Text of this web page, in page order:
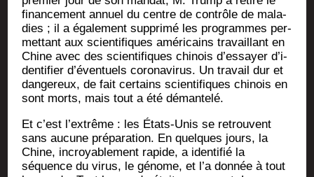
finan­ce­ment annuel du centre de contrôle de mala­
dies ; il a éga­le­ment sup­pri­mé les pro­grammes per­
met­tant aux scien­ti­fiques amé­ri­cains tra­vaillant en
Chine avec des scien­ti­fiques chi­nois d’es­sayer d’i­
den­ti­fier d’é­ven­tuels coro­na­vi­rus. Un tra­vail dur et
dan­ge­reux, de fait cer­tains scien­ti­fiques chi­nois en
sont morts, mais tout a été démantelé.
Et c’est l’ex­trême : les États-Unis se retrouvent
sans aucune pré­pa­ra­tion. En quelques jours, la
Chine, incroya­ble­ment rapide, a iden­ti­fié la
séquence du virus, le génome, et l’a don­née à tout